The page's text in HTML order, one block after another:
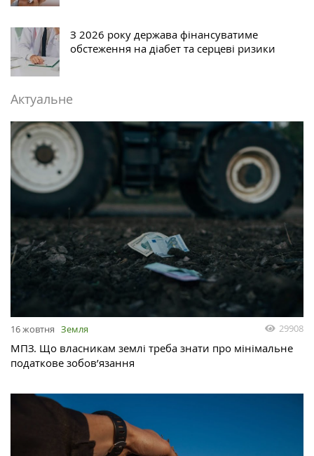
З 2026 року держава фінансуватиме
обстеження на діабет та серцеві ризики
Актуальне
16 жовтня Земля 29908
МПЗ. Що власникам землі треба знати про мінімальне
податкове зобов’язання